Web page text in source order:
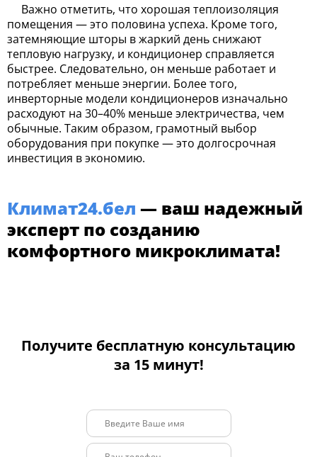
Важно отметить, что хорошая теплоизоляция
помещения — это половина успеха. Кроме того,
затемняющие шторы в жаркий день снижают
тепловую нагрузку, и кондиционер справляется
быстрее. Следовательно, он меньше работает и
потребляет меньше энергии. Более того,
инверторные модели кондиционеров изначально
расходуют на 30–40% меньше электричества, чем
обычные. Таким образом, грамотный выбор
оборудования при покупке — это долгосрочная
инвестиция в экономию.
Климат24.бел — ваш надежный
эксперт по созданию
комфортного микроклимата!
Получите бесплатную консультацию
за 15 минут!